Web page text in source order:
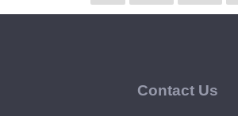
Contact Us